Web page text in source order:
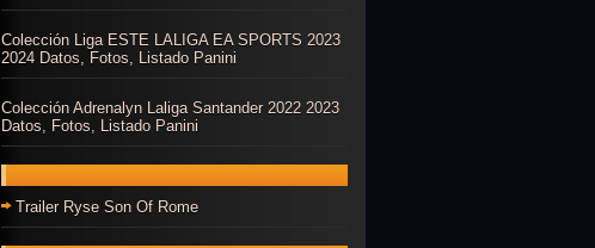
Colección Liga ESTE LALIGA EA SPORTS 2023
2024 Datos, Fotos, Listado Panini
Colección Adrenalyn Laliga Santander 2022 2023
Datos, Fotos, Listado Panini
Trailer Ryse Son Of Rome